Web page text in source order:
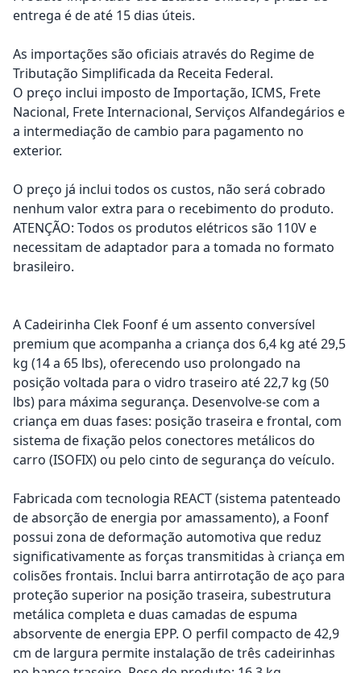
entrega é de até 15 dias úteis.
As importações são oficiais através do Regime de
Tributação Simplificada da Receita Federal.
O preço inclui imposto de Importação, ICMS, Frete
Nacional, Frete Internacional, Serviços Alfandegários e
a intermediação de cambio para pagamento no
exterior.
O preço já inclui todos os custos, não será cobrado
nenhum valor extra para o recebimento do produto.
ATENÇÃO: Todos os produtos elétricos são 110V e
necessitam de adaptador para a tomada no formato
brasileiro.
A Cadeirinha Clek Foonf é um assento conversível
premium que acompanha a criança dos 6,4 kg até 29,5
kg (14 a 65 lbs), oferecendo uso prolongado na
posição voltada para o vidro traseiro até 22,7 kg (50
lbs) para máxima segurança. Desenvolve-se com a
criança em duas fases: posição traseira e frontal, com
sistema de fixação pelos conectores metálicos do
carro (ISOFIX) ou pelo cinto de segurança do veículo.
Fabricada com tecnologia REACT (sistema patenteado
de absorção de energia por amassamento), a Foonf
possui zona de deformação automotiva que reduz
significativamente as forças transmitidas à criança em
colisões frontais. Inclui barra antirrotação de aço para
proteção superior na posição traseira, subestrutura
metálica completa e duas camadas de espuma
absorvente de energia EPP. O perfil compacto de 42,9
cm de largura permite instalação de três cadeirinhas